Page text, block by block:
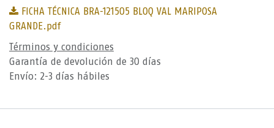
FICHA TÉCNICA BRA-121505 BLOQ VAL MARIPOSA
GRANDE.pdf
Términos y condiciones
Garantía de devolución de 30 días
Envío: 2-3 días hábiles